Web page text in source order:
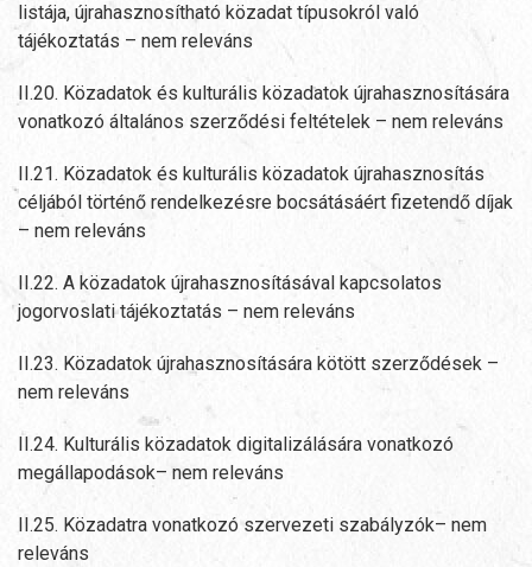
listája, újrahasznosítható közadat típusokról való
tájékoztatás – nem releváns
II.20. Közadatok és kulturális közadatok újrahasznosítására
vonatkozó általános szerződési feltételek – nem releváns
II.21. Közadatok és kulturális közadatok újrahasznosítás
céljából történő rendelkezésre bocsátásáért fizetendő díjak
– nem releváns
II.22. A közadatok újrahasznosításával kapcsolatos
jogorvoslati tájékoztatás – nem releváns
II.23. Közadatok újrahasznosítására kötött szerződések –
nem releváns
II.24. Kulturális közadatok digitalizálására vonatkozó
megállapodások– nem releváns
II.25. Közadatra vonatkozó szervezeti szabályzók– nem
releváns